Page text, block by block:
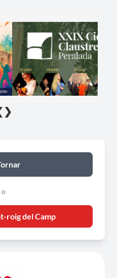
❯
o
roig del Camp